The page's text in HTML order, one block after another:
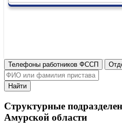
Телефоны работников ФССП
Найти
Структурные
Амурской области